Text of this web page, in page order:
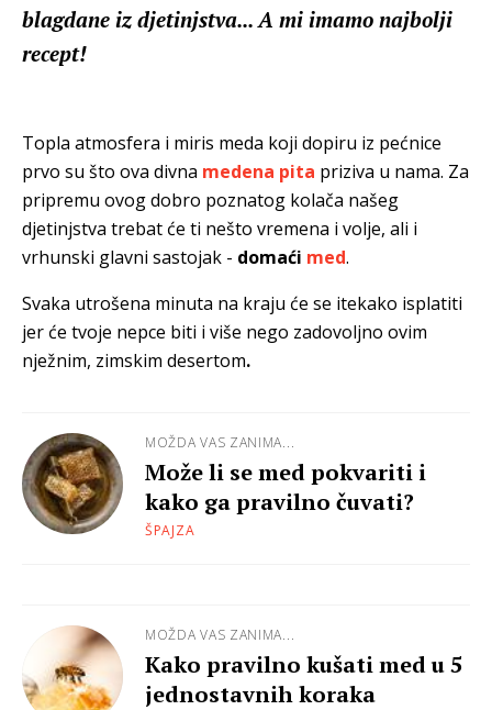
blagdane iz djetinjstva... A mi imamo najbolji
recept!
Topla atmosfera i miris meda koji dopiru iz pećnice
prvo su što ova divna medena pita priziva u nama. Za
pripremu ovog dobro poznatog kolača našeg
djetinjstva trebat će ti nešto vremena i volje, ali i
vrhunski glavni sastojak - domaći med.
Svaka utrošena minuta na kraju će se itekako isplatiti
jer će tvoje nepce biti i više nego zadovoljno ovim
nježnim, zimskim desertom.
MOŽDA VAS ZANIMA...
Može li se med pokvariti i
kako ga pravilno čuvati?
ŠPAJZA
MOŽDA VAS ZANIMA...
Kako pravilno kušati med u 5
jednostavnih koraka